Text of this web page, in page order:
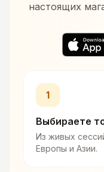
настоящих
1
Выбираете
Из живых
Европы и Азии.